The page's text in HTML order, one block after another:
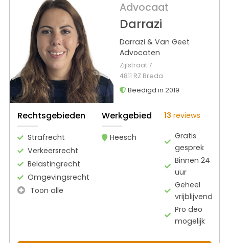
Advocaat
Darrazi
Darrazi & Van Geet
Advocaten
Zijlstraat 7
4811 RZ Breda
Beëdigd in 2019
Rechtsgebieden
Strafrecht
Verkeersrecht
Belastingrecht
Omgevingsrecht
Toon alle
Werkgebied
Heesch
13 reviews
Gratis
gesprek
Binnen 24
uur
Geheel
vrijblijvend
Pro deo
mogelijk